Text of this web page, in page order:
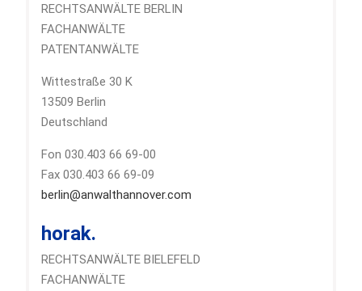
RECHTSANWÄLTE BERLIN
FACHANWÄLTE
PATENTANWÄLTE
Wittestraße 30 K
13509 Berlin
Deutschland
Fon 030.403 66 69-00
Fax 030.403 66 69-09
berlin@anwalthannover.com
horak.
RECHTSANWÄLTE BIELEFELD
FACHANWÄLTE